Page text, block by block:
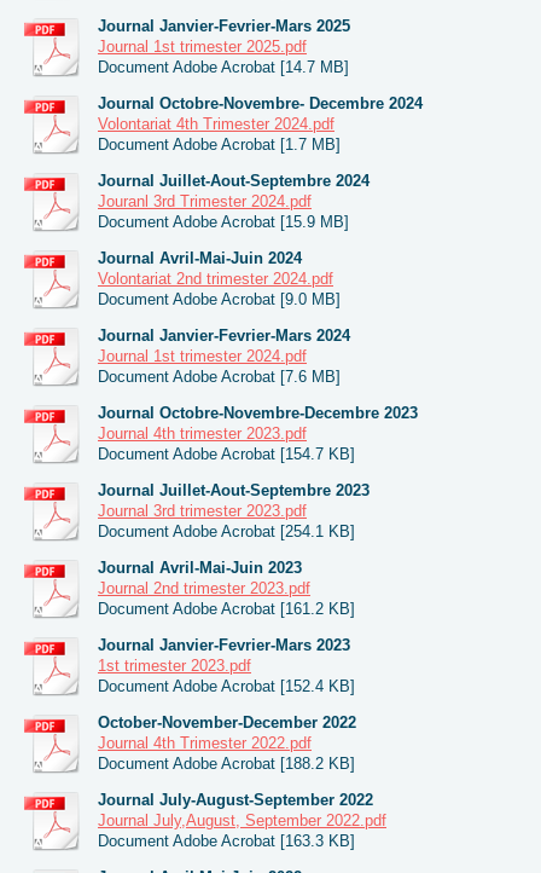
Journal Janvier-Fevrier-Mars 2025
Journal 1st trimester 2025.pdf
Document Adobe Acrobat [14.7 MB]
Journal Octobre-Novembre- Decembre 2024
Volontariat 4th Trimester 2024.pdf
Document Adobe Acrobat [1.7 MB]
Journal Juillet-Aout-Septembre 2024
Jouranl 3rd Trimester 2024.pdf
Document Adobe Acrobat [15.9 MB]
Journal Avril-Mai-Juin 2024
Volontariat 2nd trimester 2024.pdf
Document Adobe Acrobat [9.0 MB]
Journal Janvier-Fevrier-Mars 2024
Journal 1st trimester 2024.pdf
Document Adobe Acrobat [7.6 MB]
Journal Octobre-Novembre-Decembre 2023
Journal 4th trimester 2023.pdf
Document Adobe Acrobat [154.7 KB]
Journal Juillet-Aout-Septembre 2023
Journal 3rd trimester 2023.pdf
Document Adobe Acrobat [254.1 KB]
Journal Avril-Mai-Juin 2023
Journal 2nd trimester 2023.pdf
Document Adobe Acrobat [161.2 KB]
Journal Janvier-Fevrier-Mars 2023
1st trimester 2023.pdf
Document Adobe Acrobat [152.4 KB]
October-November-December 2022
Journal 4th Trimester 2022.pdf
Document Adobe Acrobat [188.2 KB]
Journal July-August-September 2022
Journal July,August, September 2022.pdf
Document Adobe Acrobat [163.3 KB]